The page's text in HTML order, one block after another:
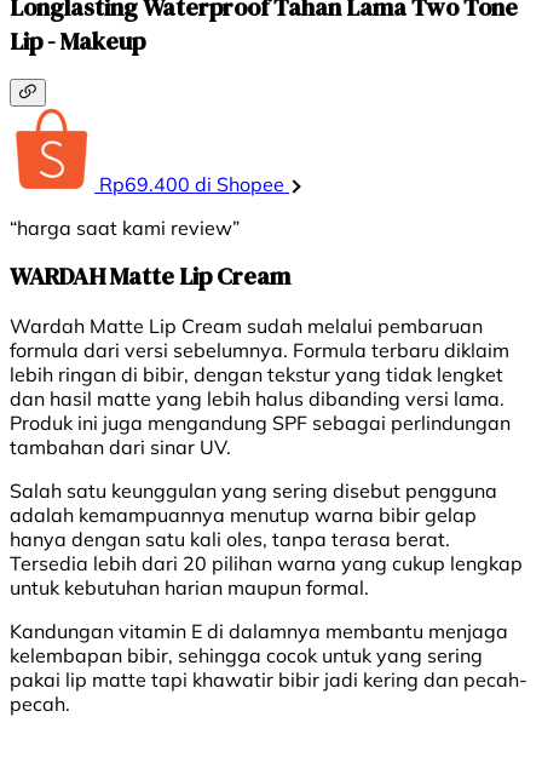
Longlasting Waterproof Tahan Lama Two Tone
Lip - Makeup
Rp69.400 di Shopee
“harga saat kami review”
WARDAH Matte Lip Cream
Wardah Matte Lip Cream sudah melalui pembaruan
formula dari versi sebelumnya. Formula terbaru diklaim
lebih ringan di bibir, dengan tekstur yang tidak lengket
dan hasil matte yang lebih halus dibanding versi lama.
Produk ini juga mengandung SPF sebagai perlindungan
tambahan dari sinar UV.
Salah satu keunggulan yang sering disebut pengguna
adalah kemampuannya menutup warna bibir gelap
hanya dengan satu kali oles, tanpa terasa berat.
Tersedia lebih dari 20 pilihan warna yang cukup lengkap
untuk kebutuhan harian maupun formal.
Kandungan vitamin E di dalamnya membantu menjaga
kelembapan bibir, sehingga cocok untuk yang sering
pakai lip matte tapi khawatir bibir jadi kering dan pecah-
pecah.